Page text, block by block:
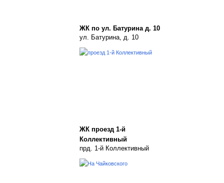
ЖК по ул. Батурина д. 10
ул. Батурина, д. 10
ЖК проезд 1-й
Коллективный
прд. 1-й Коллективный